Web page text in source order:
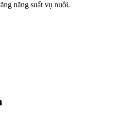
năng suất vụ nuôi.